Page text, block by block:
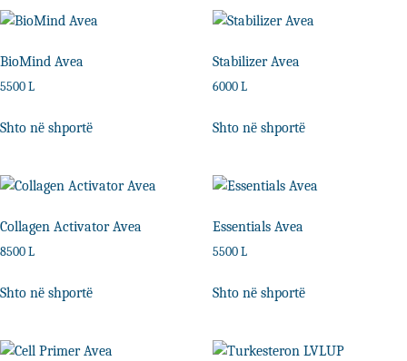
BioMind Avea
5500 L
Shto në shportë
Stabilizer Avea
6000 L
Shto në shportë
Collagen Activator Avea
8500 L
Shto në shportë
Essentials Avea
5500 L
Shto në shportë